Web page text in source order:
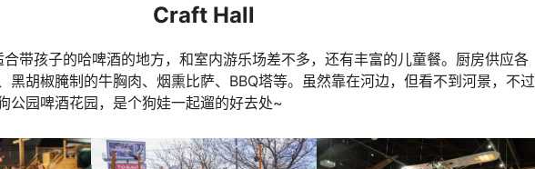
Craft Hall
带孩子的哈啤酒的地方，和室内游乐场差不多，还有丰富的儿童餐。厨房供应各
黑胡椒腌制的牛胸肉、烟熏比萨、BBQ塔等。虽然靠在河边，但看不到河景，不过
公园啤酒花园，是个狗娃一起遛的好去处~